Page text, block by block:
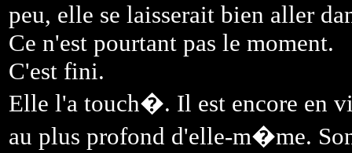
peu, elle se laisserait bien aller
Ce n'est pourtant pas le moment.
C'est fini.
Elle l'a touch�. Il est encore en
au plus profond d'elle-m�me.